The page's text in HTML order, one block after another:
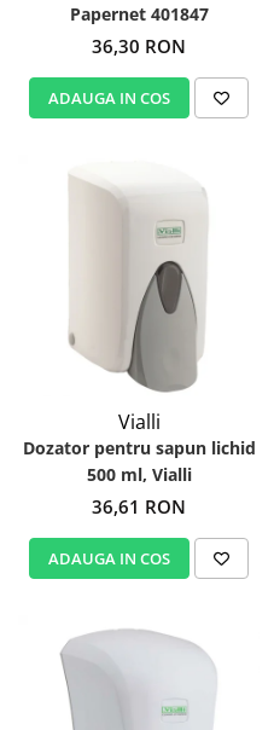
Papernet 401847
36,30 RON
ADAUGA IN COS
Vialli
Dozator pentru sapun lichid
500 ml, Vialli
36,61 RON
ADAUGA IN COS